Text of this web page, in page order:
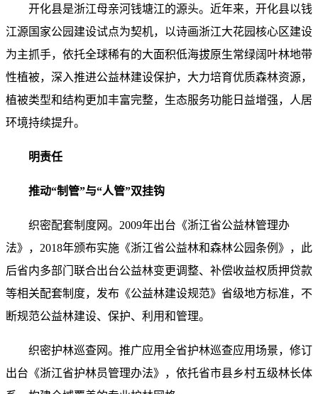
开化县是浙江母亲河钱塘江的源头。近年来，开化县以钱
江源国家公园建设试点为契机，以诗画浙江大花园核心区建设
为主抓手，依托全球稀有的大面积低海拔原生常绿阔叶林地带
性植被，深入推进公益林建设保护，大力培育优质森林资源，
植被类型和结构更加丰富完整，生态服务功能日益增强，人居
环境持续提升。
明责任
推动“制管”与“人管”双挂钩
织密配套制度网。2009年出台《浙江省公益林管理办
法》，2018年颁布实施《浙江省公益林和森林公园条例》，此
后省内多部门联合出台公益林变更调整、补偿收益权质押贷款
等相关配套制度，发布《公益林建设规范》省级地方标准，不
断规范公益林建设、保护、利用和管理。
织密护林巡查网。推广应用全省护林巡查应用场景，修订
出台《浙江省护林员管理办法》，依托省市县乡村五级林长体